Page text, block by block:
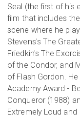
Seal (the first of his
film that includes
scene where he
Stevens's The
Friedkin's The
of the Condor, and
of Flash Gordon.
Academy Award -
Conqueror (1988)
Extremely Loud